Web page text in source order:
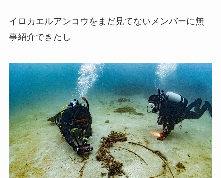
イロカエルアンコウをまだ見てないメンバーに無
事紹介できたし